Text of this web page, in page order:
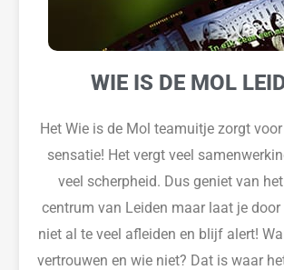
WIE IS DE MOL
Het Wie is de Mol teamuitje zorgt
sensatie! Het vergt veel
veel scherpheid. Dus geniet van
centrum van Leiden maar laat je
niet al te veel afleiden en blijf alert!
vertrouwen en wie niet? Dat is waar